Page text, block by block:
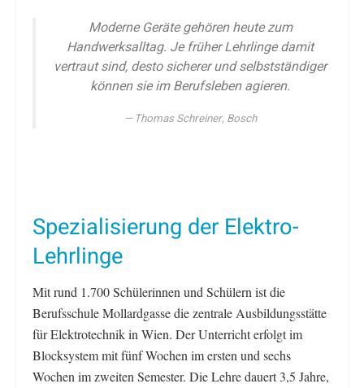
Moderne Geräte gehören heute zum
Handwerksalltag. Je früher Lehrlinge damit
vertraut sind, desto sicherer und selbstständiger
können sie im Berufsleben agieren.
Thomas Schreiner, Bosch
Spezialisierung der Elektro-
Lehrlinge
Mit rund 1.700 Schülerinnen und Schülern ist die
Berufsschule Mollardgasse die zentrale Ausbildungsstätte
für Elektrotechnik in Wien. Der Unterricht erfolgt im
Blocksystem mit fünf Wochen im ersten und sechs
Wochen im zweiten Semester. Die Lehre dauert 3,5 Jahre,